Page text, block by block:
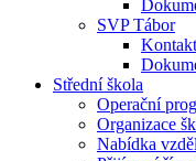
SVP Tábor
Střední škola
Operační
Organizace
Nabídka